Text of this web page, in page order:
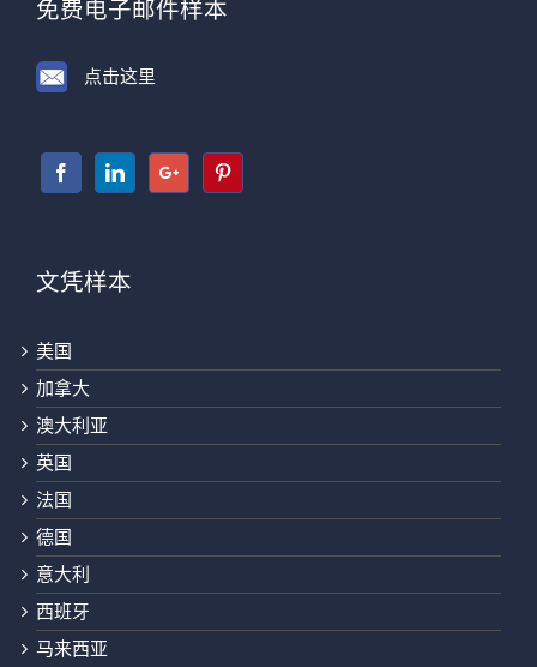
免费电子邮件样本
点击这里
文凭样本
美国
加拿大
澳大利亚
英国
法国
德国
意大利
西班牙
马来西亚